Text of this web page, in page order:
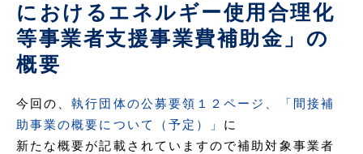
におけるエネルギー使用合理化
等事業者支援事業費補助金」の
概要
今回の、執行団体の公募要領１２ページ、「間接補
助事業の概要について（予定）」 に
新たな概要が記載されていますので補助対象事業者